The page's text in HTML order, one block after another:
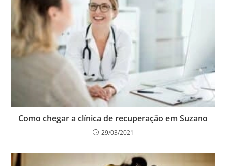
Como chegar a clínica de recuperação em Suzano
29/03/2021